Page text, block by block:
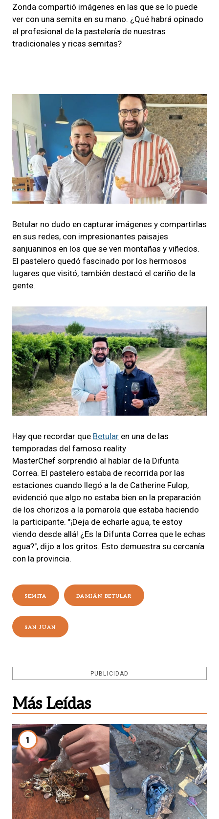
Zonda compartió imágenes en las que se lo puede
ver con una semita en su mano. ¿Qué habrá opinado
el profesional de la pastelería de nuestras
tradicionales y ricas semitas?
Betular no dudo en capturar imágenes y compartirlas
en sus redes, con impresionantes paisajes
sanjuaninos en los que se ven montañas y viñedos.
El pastelero quedó fascinado por los hermosos
lugares que visitó, también destacó el cariño de la
gente.
Hay que recordar que Betular en una de las
temporadas del famoso reality
MasterChef sorprendió al hablar de la Difunta
Correa. El pastelero estaba de recorrida por las
estaciones cuando llegó a la de Catherine Fulop,
evidenció que algo no estaba bien en la preparación
de los chorizos a la pomarola que estaba haciendo
la participante. "¡Deja de echarle agua, te estoy
viendo desde allá! ¿Es la Difunta Correa que le echas
agua?", dijo a los gritos. Esto demuestra su cercanía
con la provincia.
SEMITA DAMIÁN BETULAR
SAN JUAN
PUBLICIDAD
Más Leídas
1